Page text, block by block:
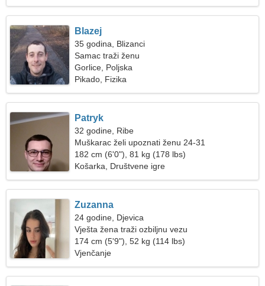
Blazej
35 godina, Blizanci
Samac traži ženu
Gorlice, Poljska
Pikado, Fizika
Patryk
32 godine, Ribe
Muškarac želi upoznati ženu 24-31
182 cm (6'0"), 81 kg (178 lbs)
Košarka, Društvene igre
Zuzanna
24 godine, Djevica
Vješta žena traži ozbiljnu vezu
174 cm (5'9"), 52 kg (114 lbs)
Vjenčanje